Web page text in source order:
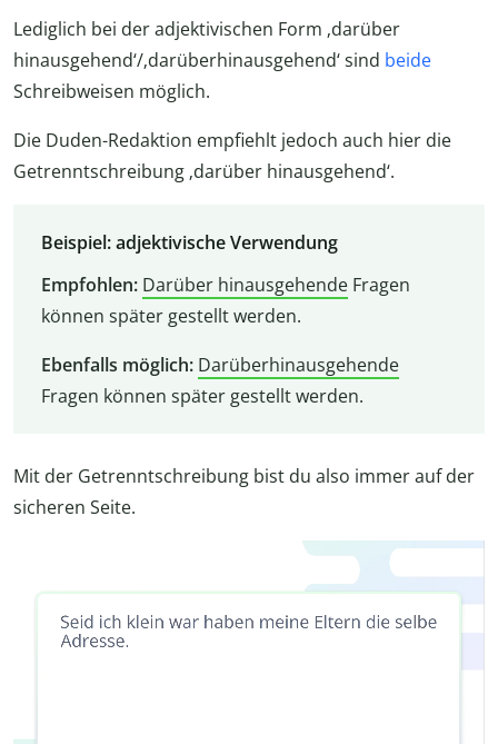
Lediglich bei der adjektivischen Form ‚darüber
hinausgehend‘/‚darüberhinausgehend‘ sind beide
Schreibweisen möglich.
Die Duden-Redaktion empfiehlt jedoch auch hier die
Getrenntschreibung ‚darüber hinausgehend‘.
Beispiel: adjektivische Verwendung
Empfohlen: Darüber hinausgehendeFragen
können später gestellt werden.
Ebenfalls möglich: Darüberhinausgehende
Fragen können später gestellt werden.
Mit der Getrenntschreibung bist du also immer auf der
sicheren Seite.